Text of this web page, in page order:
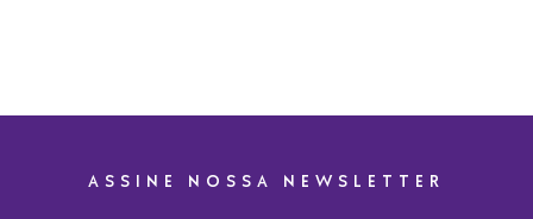
ASSINE NOSSA NEWSLETTER